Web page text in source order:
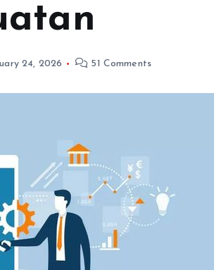
24, 2026 51 Comments